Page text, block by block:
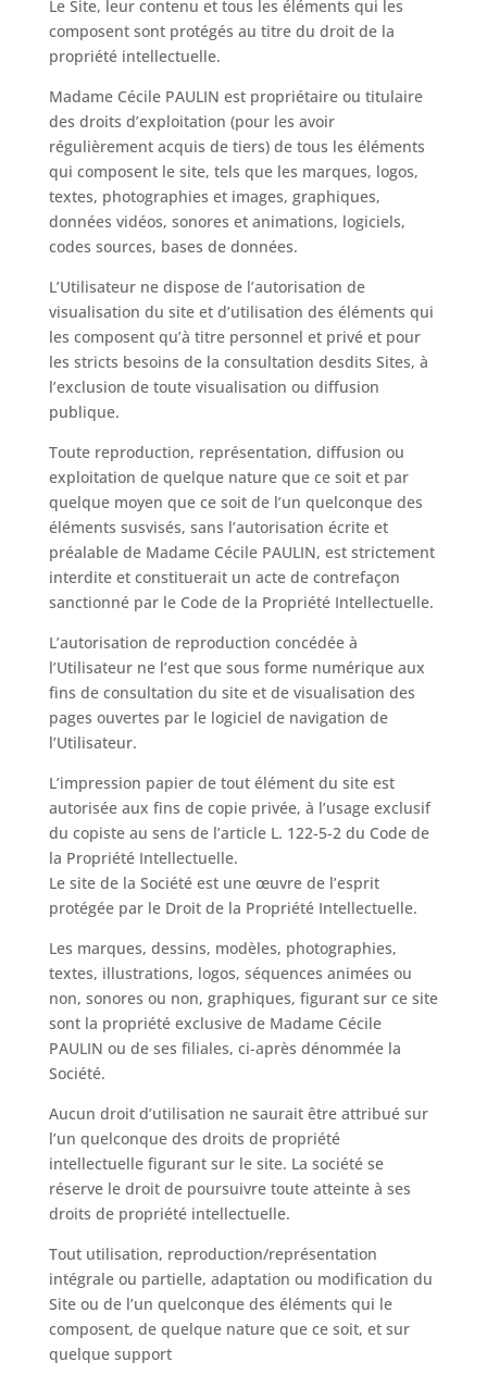
Le Site, leur contenu et tous les éléments qui les
composent sont protégés au titre du droit de la
propriété intellectuelle.
Madame Cécile PAULIN est propriétaire ou titulaire
des droits d’exploitation (pour les avoir
régulièrement acquis de tiers) de tous les éléments
qui composent le site, tels que les marques, logos,
textes, photographies et images, graphiques,
données vidéos, sonores et animations, logiciels,
codes sources, bases de données.
L’Utilisateur ne dispose de l’autorisation de
visualisation du site et d’utilisation des éléments qui
les composent qu’à titre personnel et privé et pour
les stricts besoins de la consultation desdits Sites, à
l’exclusion de toute visualisation ou diffusion
publique.
Toute reproduction, représentation, diffusion ou
exploitation de quelque nature que ce soit et par
quelque moyen que ce soit de l’un quelconque des
éléments susvisés, sans l’autorisation écrite et
préalable de Madame Cécile PAULIN, est strictement
interdite et constituerait un acte de contrefaçon
sanctionné par le Code de la Propriété Intellectuelle.
L’autorisation de reproduction concédée à
l’Utilisateur ne l’est que sous forme numérique aux
fins de consultation du site et de visualisation des
pages ouvertes par le logiciel de navigation de
l’Utilisateur.
L’impression papier de tout élément du site est
autorisée aux fins de copie privée, à l’usage exclusif
du copiste au sens de l’article L. 122-5-2 du Code de
la Propriété Intellectuelle.
Le site de la Société est une œuvre de l’esprit
protégée par le Droit de la Propriété Intellectuelle.
Les marques, dessins, modèles, photographies,
textes, illustrations, logos, séquences animées ou
non, sonores ou non, graphiques, figurant sur ce site
sont la propriété exclusive de Madame Cécile
PAULIN ou de ses filiales, ci-après dénommée la
Société.
Aucun droit d’utilisation ne saurait être attribué sur
l’un quelconque des droits de propriété
intellectuelle figurant sur le site. La société se
réserve le droit de poursuivre toute atteinte à ses
droits de propriété intellectuelle.
Tout utilisation, reproduction/représentation
intégrale ou partielle, adaptation ou modification du
Site ou de l’un quelconque des éléments qui le
composent, de quelque nature que ce soit, et sur
quelque support